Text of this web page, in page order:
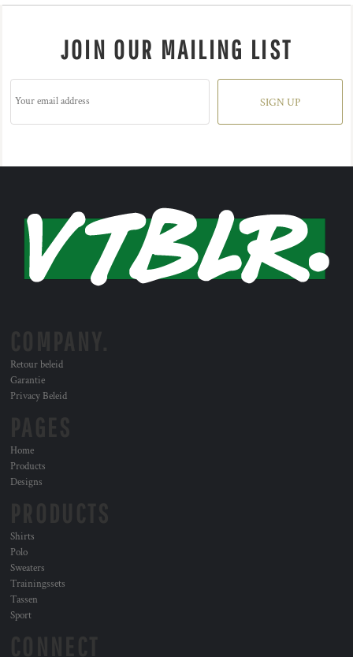
JOIN OUR MAILING LIST
SIGN UP
Retour beleid
Garantie
Privacy Beleid
Home
Products
Designs
Shirts
Polo
Sweaters
Trainingssets
Tassen
Sport